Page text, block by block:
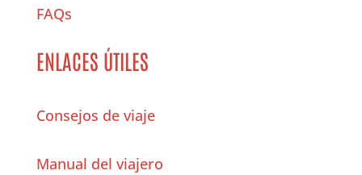
FAQs
ENLACES ÚTILES
Consejos de viaje
Manual del viajero